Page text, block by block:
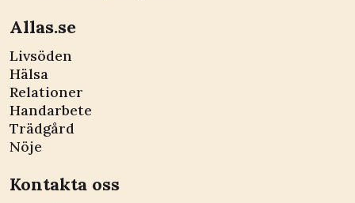
Allas.se
Livsöden
Hälsa
Relationer
Handarbete
Trädgård
Nöje
Kontakta oss